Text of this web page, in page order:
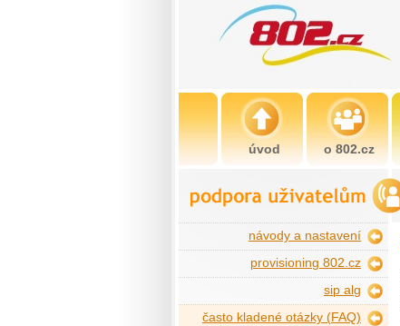
úvod o 802.cz
návody a nastavení
provisioning 802.cz
sip alg
často kladené otázky (FAQ)